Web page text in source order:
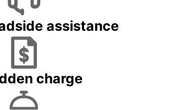
assistance
charge